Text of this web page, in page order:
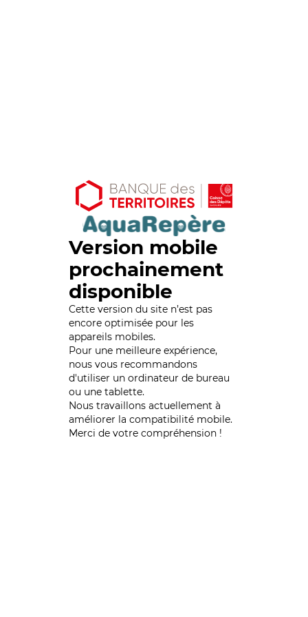
Version mobile
prochainement
disponible
Cette version du site n’est pas
encore optimisée pour les
appareils mobiles.
Pour une meilleure expérience,
nous vous recommandons
d'utiliser un ordinateur de bureau
ou une tablette.
Nous travaillons actuellement à
améliorer la compatibilité mobile.
Merci de votre compréhension !